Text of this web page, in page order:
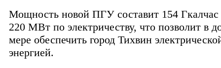
Мощность новой ПГУ составит 154 Гкалчас
220 МВт по электричеству, что позволит в
мере обеспечить город Тихвин
энергией.